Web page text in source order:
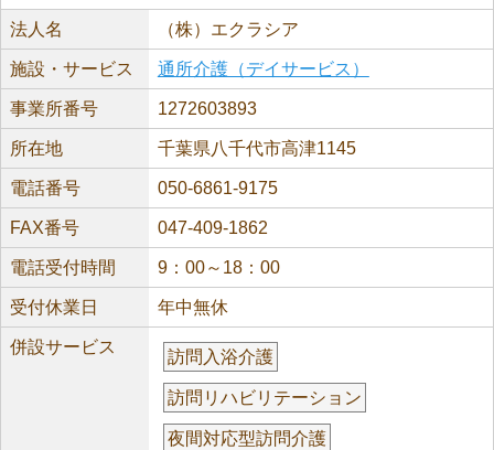
法人名 （株）エクラシア
施設・サービス 通所介護（デイサービス）
事業所番号 1272603893
所在地 千葉県八千代市高津1145
電話番号 050-6861-9175
FAX番号 047-409-1862
電話受付時間 9：00～18：00
受付休業日 年中無休
併設サービス
訪問入浴介護
訪問リハビリテーション
夜間対応型訪問介護